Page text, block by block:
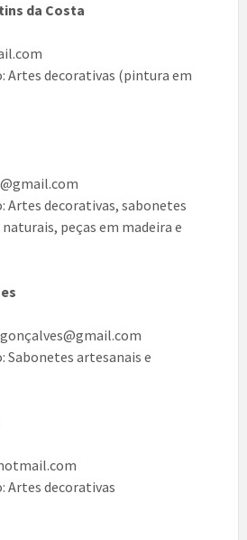
da Costa
Artes decorativas (pintura em
Artes decorativas, sabonetes
peças em madeira e
Sabonetes artesanais e
Artes decorativas